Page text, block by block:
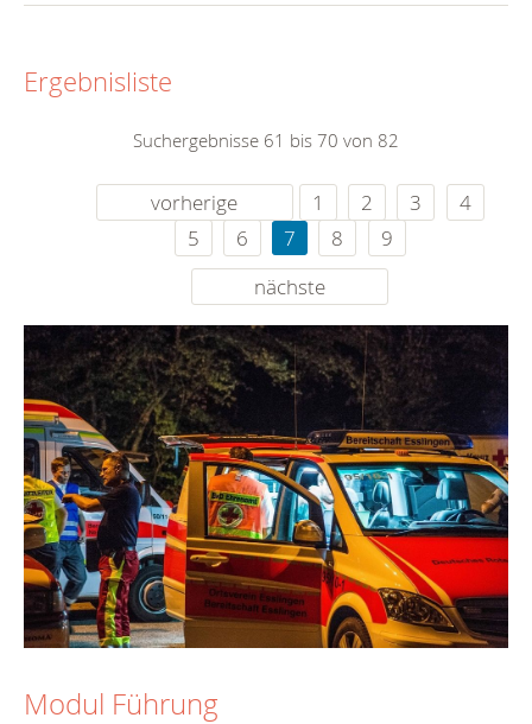
Ergebnisliste
Suchergebnisse 61 bis 70 von 82
vorherige 1 2 3
4
5
6 7 8
9
nächste
Modul Führung